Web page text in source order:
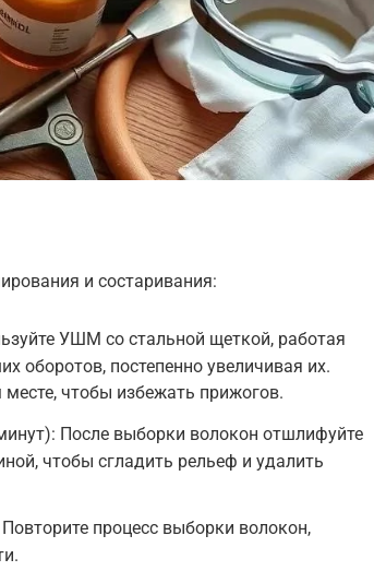
и состаривания:
УШМ со стальной щеткой, работая
оборотов, постепенно увеличивая их.
чтобы избежать прижогов.
После выборки волокон отшлифуйте
чтобы сгладить рельеф и удалить
процесс выборки волокон,